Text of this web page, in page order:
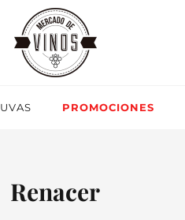
UVAS PROMOCIONES
Renacer